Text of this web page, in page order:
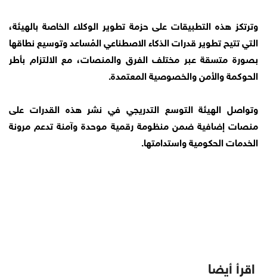
وترتكز هذه التطبيقات على حزمة تطوير الوكلاء الخاصة بالهيئة،
التي تتيح تطوير قدرات الذكاء الاصطناعي المُساعد وتوسيع نطاقها
بصورة متسقة عبر مختلف الفرق والمنصات، مع الالتزام بأطر
الحوكمة والأمن والخصوصية المعتمدة.
وتواصل الهيئة التوسع التدريجي في نشر هذه القدرات على
منصات إضافية ضمن منظومة رقمية موحدة وآمنة تدعم مرونة
الخدمات الحكومية واستدامتها.
اقرأ أيضا